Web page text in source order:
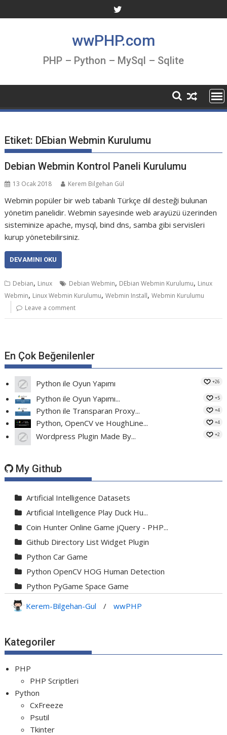
to
wwPHP.com
PHP – Python – MySql – Sqlite
Etiket: DEbian Webmin Kurulumu
Debian Webmin Kontrol Paneli Kurulumu
13 Ocak 2018 Kerem Bilgehan Gül
Webmin popüler bir web tabanlı Türkçe dil desteği bulunan
yönetim panelidir. Webmin sayesinde web arayüzü üzerinden
sisteminize apache, mysql, bind dns, samba gibi servisleri
kurup yönetebilirsiniz.
DEVAMINI OKU
Debian, Linux Debian Webmin, DEbian Webmin Kurulumu, Linux
Webmin, Linux Webmin Kurulumu,Webmin Install,Webmin Kurulumu
Leave a comment
En Çok Beğenilenler
Python ile Oyun Yapımı +26
Python ile Oyun Yapımı... +5
Python ile Transparan Proxy... +4
Python, OpenCV ve HoughLine... +4
Wordpress Plugin Made By... +2
My Github
Artificial Intelligence Datasets
Artificial Intelligence Play Duck Hu...
Coin Hunter Online Game jQuery - PHP...
Github Directory List Widget Plugin
Python Car Game
Python OpenCV HOG Human Detection
Python PyGame Space Game
Python PyGame Yılan Oyunu - Snake G...
Python Transparent Proxy Server
Kerem-Bilgehan-Gul / wwPHP
Kategoriler
PHP
PHP Scriptleri
Python
CxFreeze
Psutil
Tkinter